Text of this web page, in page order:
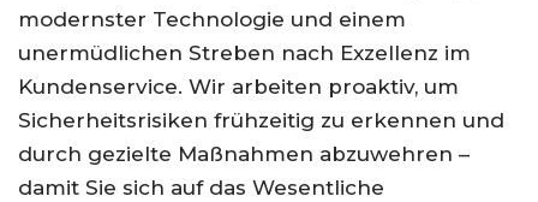
modernster Technologie und einem
unermüdlichen Streben nach Exzellenz im
Kundenservice. Wir arbeiten proaktiv, um
Sicherheitsrisiken frühzeitig zu erkennen und
durch gezielte Maßnahmen abzuwehren –
damit Sie sich auf das Wesentliche